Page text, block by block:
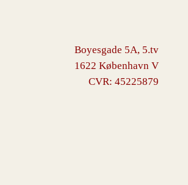
Boyesgade 5A, 5.tv
1622 København V
CVR: 45225879